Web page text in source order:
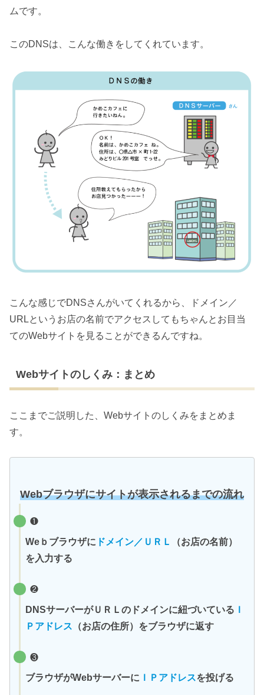
ムです。
このDNSは、こんな働きをしてくれています。
こんな感じでDNSさんがいてくれるから、ドメイン／
URLというお店の名前でアクセスしてもちゃんとお目当
てのWebサイトを見ることができるんですね。
Webサイトのしくみ：まとめ
ここまでご説明した、Webサイトのしくみをまとめま
す。
Webブラウザにサイトが表示されるまでの流れ
❶
Weｂブラウザに ドメイン／ＵＲＬ
（お店の名前）
を入力する
❷
DNSサーバーがＵＲＬのドメインに紐づいている
Ｐアドレス （お店の住所）をブラウザに返す
❸
ブラウザがWebサーバーに ＩＰアドレスを投げる